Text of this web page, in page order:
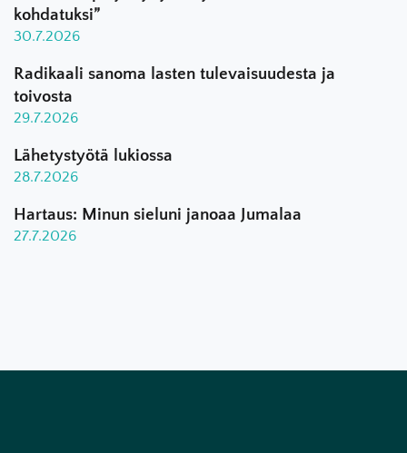
kohdatuksi”
30.7.2026
Radikaali sanoma lasten tulevaisuudesta ja
toivosta
29.7.2026
Lähetystyötä lukiossa
28.7.2026
Hartaus: Minun sieluni janoaa Jumalaa
27.7.2026